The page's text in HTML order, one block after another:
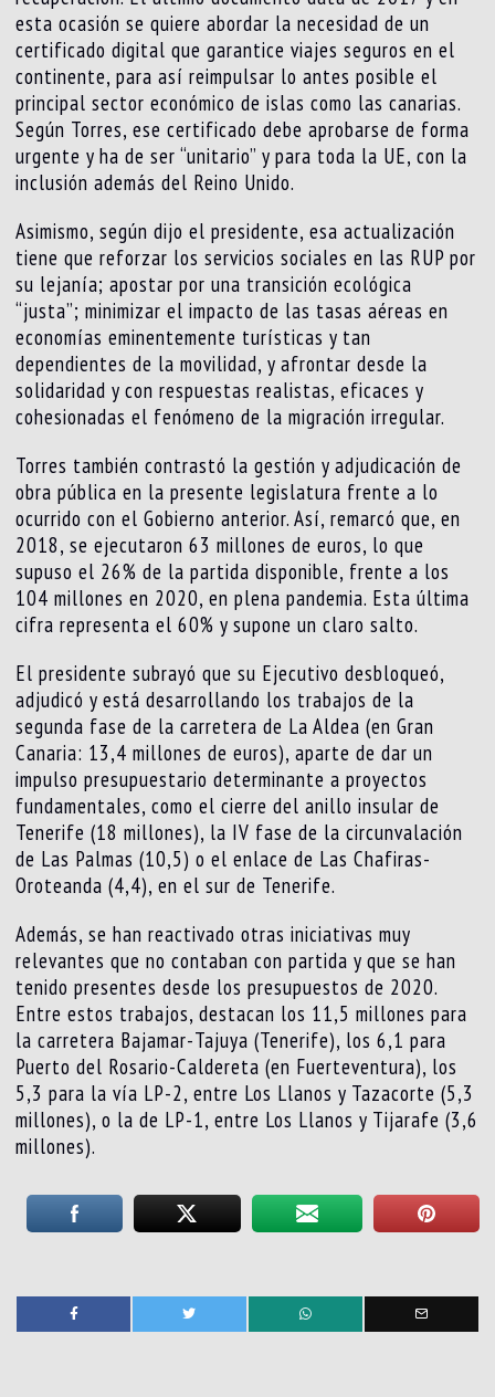
esta ocasión se quiere abordar la necesidad de un
certificado digital que garantice viajes seguros en el
continente, para así reimpulsar lo antes posible el
principal sector económico de islas como las canarias.
Según Torres, ese certificado debe aprobarse de forma
urgente y ha de ser “unitario” y para toda la UE, con la
inclusión además del Reino Unido.
Asimismo, según dijo el presidente, esa actualización
tiene que reforzar los servicios sociales en las RUP por
su lejanía; apostar por una transición ecológica
“justa”; minimizar el impacto de las tasas aéreas en
economías eminentemente turísticas y tan
dependientes de la movilidad, y afrontar desde la
solidaridad y con respuestas realistas, eficaces y
cohesionadas el fenómeno de la migración irregular.
Torres también contrastó la gestión y adjudicación de
obra pública en la presente legislatura frente a lo
ocurrido con el Gobierno anterior. Así, remarcó que, en
2018, se ejecutaron 63 millones de euros, lo que
supuso el 26% de la partida disponible, frente a los
104 millones en 2020, en plena pandemia. Esta última
cifra representa el 60% y supone un claro salto.
El presidente subrayó que su Ejecutivo desbloqueó,
adjudicó y está desarrollando los trabajos de la
segunda fase de la carretera de La Aldea (en Gran
Canaria: 13,4 millones de euros), aparte de dar un
impulso presupuestario determinante a proyectos
fundamentales, como el cierre del anillo insular de
Tenerife (18 millones), la IV fase de la circunvalación
de Las Palmas (10,5) o el enlace de Las Chafiras-
Oroteanda (4,4), en el sur de Tenerife.
Además, se han reactivado otras iniciativas muy
relevantes que no contaban con partida y que se han
tenido presentes desde los presupuestos de 2020.
Entre estos trabajos, destacan los 11,5 millones para
la carretera Bajamar-Tajuya (Tenerife), los 6,1 para
Puerto del Rosario-Caldereta (en Fuerteventura), los
5,3 para la vía LP-2, entre Los Llanos y Tazacorte (5,3
millones), o la de LP-1, entre Los Llanos y Tijarafe (3,6
millones).